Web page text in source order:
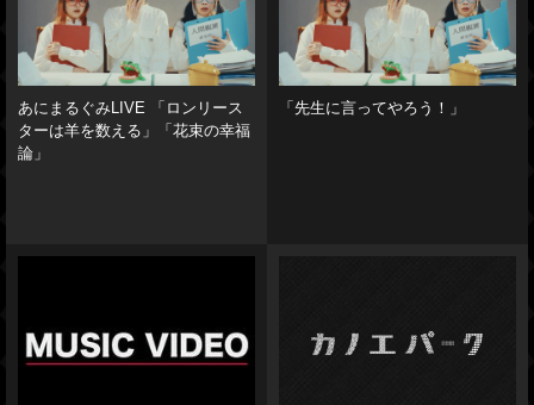
あにまるぐみLIVE 「ロンリース
ターは羊を数える」「花束の幸福
論」
「先生に言ってやろう！」